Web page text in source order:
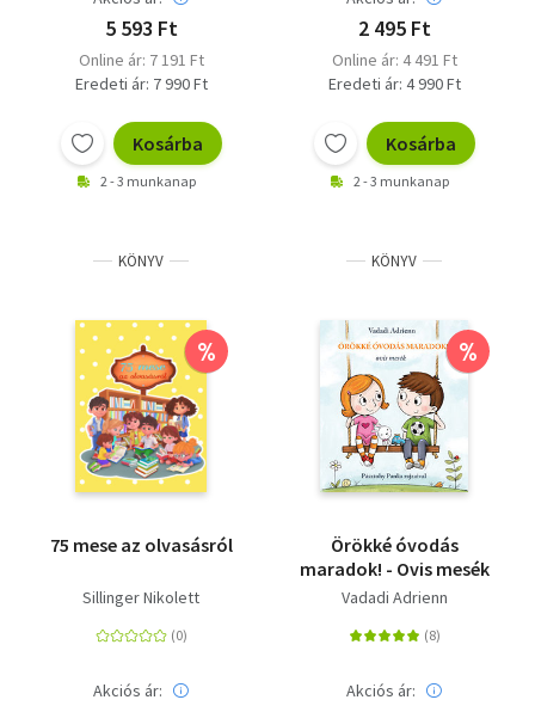
5 593 Ft
Online ár: 7 191 Ft
Eredeti ár: 7 990 Ft
Kosárba
2 - 3 munkanap
2 495 Ft
Online ár: 4 491 Ft
Eredeti ár: 4 990 Ft
Kosárba
2 - 3 munkanap
KÖNYV
%
75 mese az olvasásról
Sillinger Nikolett
Akciós ár:
KÖNYV
%
Örökké óvodás
maradok! - Ovis mesék
Vadadi Adrienn
Akciós ár: